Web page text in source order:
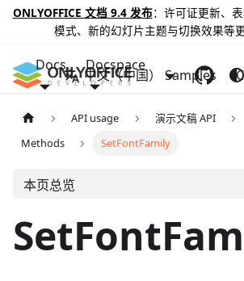
ONLYOFFICE 文档 9.4 发布：许可证更新、
模式、新的幻灯片主题与切换效果等更
Docs Docspace
Samples
中文（中国）
API usage 演示文稿 API
Methods
SetFontFamily
本页总览